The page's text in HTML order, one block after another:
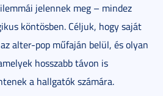
jelennek meg – mindez
köntösben. Céljuk, hogy saját
alter-pop műfaján belül, és olyan
hosszabb távon is
a hallgatók számára.